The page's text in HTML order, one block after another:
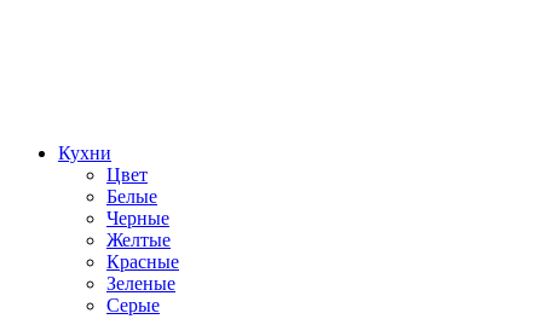
Кухни
Цвет
Белые
Черные
Желтые
Красные
Зеленые
Серые